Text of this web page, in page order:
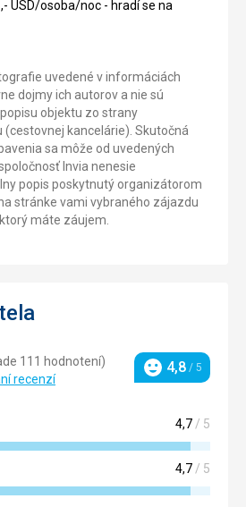
USD/osoba/noc - hradí se na
uvedené v informáciách
dojmy ich autorov a nie sú
objektu zo strany
kancelárie). Skutočná
sa môže od uvedených
Invia nenesie
popis poskytnutý organizátorom
stránke vami vybraného zájazdu
máte záujem.
111 hodnotení)
recenzí
Hodnotenie
4,8 / 5
4,7/ 5
4,7/ 5